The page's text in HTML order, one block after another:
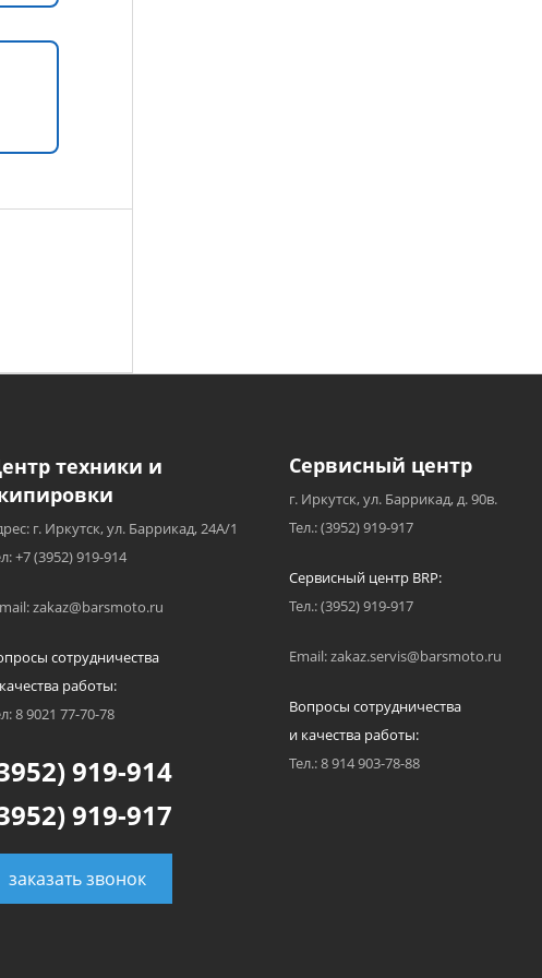
техники и
г. Иркутск, ул. Баррикад, 24А/1
+7 (3952) 919-914
zakaz@barsmoto.ru
сотрудничества
работы:
8 9021 77-70-78
919-914
919-917
заказать звонок
Сервисный центр
г. Иркутск, ул. Баррикад, д. 90в.
Тел.: (3952) 919-917
Сервисный центр BRP:
Тел.: (3952) 919-917
Email: zakaz.servis@barsmoto.ru
Вопросы сотрудничества
и качества работы:
Тел.: 8 914 903-78-88